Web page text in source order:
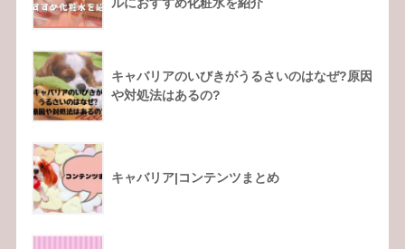
キャバリアのいびきがうるさいのはなぜ?原因
や対処法はあるの?
キャバリア|コンテンツまとめ